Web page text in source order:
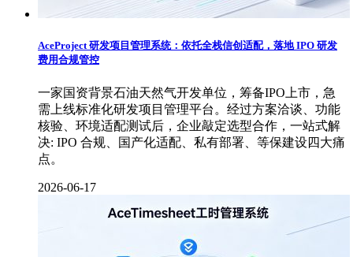
AceProject 研发项目管理系统：依托全栈信创适配，落地 IPO 研发
费用合规管控
一家国资背景石油天然气开发单位，筹备IPO上市，急
需上线标准化研发项目管理平台。经过方案洽谈、功能
核验、环境适配测试后，企业敲定选型合作，一站式解
决: IPO 合规、国产化适配、私有部署、等保建设四大痛
点。
2026-06-17